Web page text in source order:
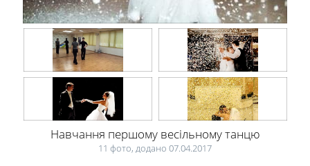
Навчання першому весільному танцю
11 фото, додано 07.04.2017